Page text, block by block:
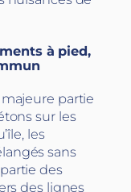
à pied,
partie
sur les
les
sans
des
des lignes